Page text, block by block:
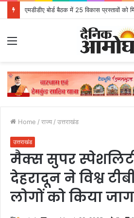
Home / राज्य / उत्तराखंड
उत्तराखंड
मैक्स सुपर
देहरादून ने विश्व
लोगों को किया